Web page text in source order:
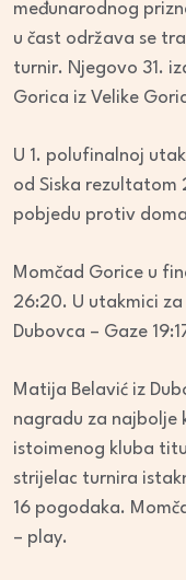
međunarodnog
u čast održava se
turnir. Njegovo 31.
Gorica iz Velike
U 1. polufinalnoj
od Siska rezultatom
pobjedu protiv
Momčad Gorice u
26:20. U utakmici
Dubovca – Gaze
Matija Belavić iz
nagradu za najbolje
istoimenog kluba
strijelac turnira
16 pogodaka.
– play.